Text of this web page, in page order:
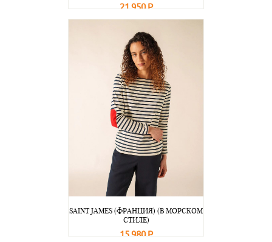
21 950 Р
SAINT JAMES (ФРАНЦИЯ) (В МОРСКОМ
СТИЛЕ)
15 980 Р